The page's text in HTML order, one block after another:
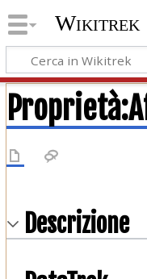
Wikitrek
Descrizione